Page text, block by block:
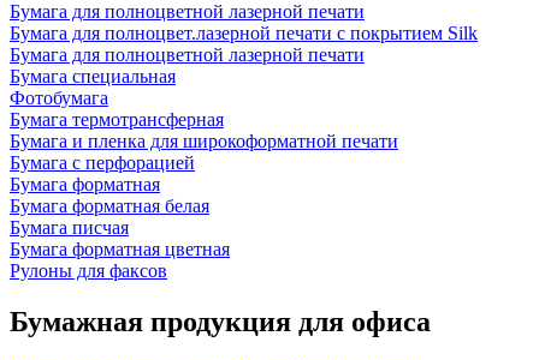
Бумага для полноцветной лазерной печати
Бумага для полноцвет.лазерной печати с покрытием Silk
Бумага для полноцветной лазерной печати
Бумага специальная
Фотобумага
Бумага термотрансферная
Бумага и пленка для широкоформатной печати
Бумага с перфорацией
Бумага форматная
Бумага форматная белая
Бумага писчая
Бумага форматная цветная
Рулоны для факсов
Бумажная продукция для офиса